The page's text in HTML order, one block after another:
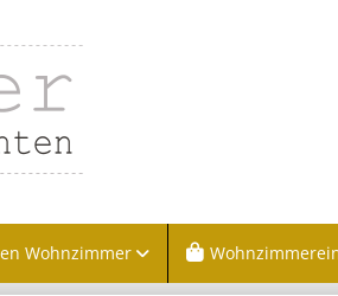
Wohnzimmer